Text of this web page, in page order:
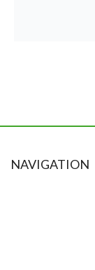
NAVIGATION